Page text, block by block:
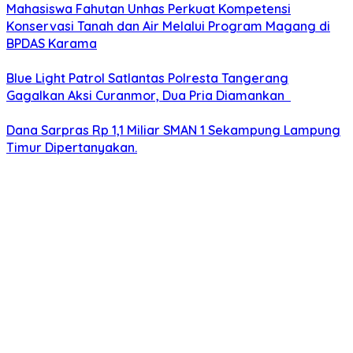
Mahasiswa Fahutan Unhas Perkuat Kompetensi
Konservasi Tanah dan Air Melalui Program Magang di
BPDAS Karama
Blue Light Patrol Satlantas Polresta Tangerang
Gagalkan Aksi Curanmor, Dua Pria Diamankan
Dana Sarpras Rp 1,1 Miliar SMAN 1 Sekampung Lampung
Timur Dipertanyakan.